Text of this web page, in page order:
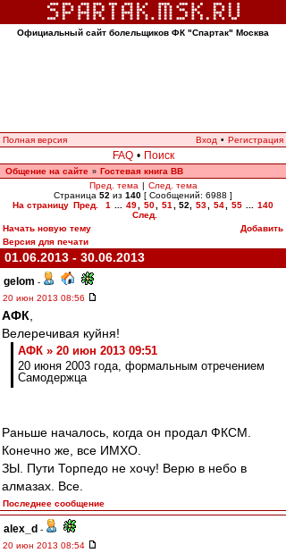
Официальный сайт болельщиков ФК "Спартак" Москва
Полная версия Вход • Регистрация
FAQ • Поиск
Общение на сайте » Гостевая книга ВВ
Пред. тема | След. тема
Страница 52 из 140 [ Сообщений: 6988 ]
На страницу Пред. 1 49 50 51 52 53 54 55
140
След.
Начать новую тему
Добавить
Версия для печати
01.06.2013 - 30.06.2013
gelom -
20 июн 2013 08:56
АФК
Велеречивая куйня!
АФК » 20 июн 2013 09:51
20 июня 2003 года, формальным отречением
Самодержца
Раньше началось, когда он продал ФКСМ.
Конечно же, все ИМХО.
ЗЫ. Пути Торпедо не хочу! Верю в небо в
алмазах. Все.
Последнее сообщение
alex_d -
20 июн 2013 08:54